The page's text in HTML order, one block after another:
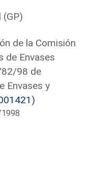
(GP)
de la Comisión
de Envases
98 de
Envases y